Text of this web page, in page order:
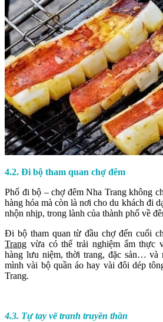
4.2. Đi bộ tham quan chợ đêm
Phố đi bộ – chợ đêm Nha Trang không
hàng hóa mà còn là nơi cho du khách đi
nhộn nhịp, trong lành của thành phố về
Đi bộ tham quan từ đầu chợ đến cuối
Trang vừa có thể trải nghiệm ẩm thực
hàng lưu niệm, thời trang, đặc sản… và
mình vài bộ quần áo hay vài đôi dép
Trang.
4.3. Tự tay vẽ tranh truyền thần